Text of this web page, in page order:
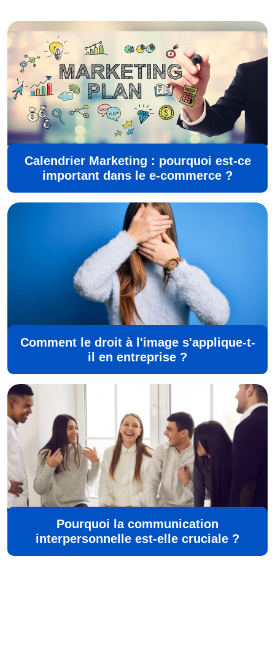
Calendrier Marketing : pourquoi est-ce
important dans le e-commerce ?
Comment le droit à l'image s'applique-t-
il en entreprise ?
Pourquoi la communication
interpersonnelle est-elle cruciale ?